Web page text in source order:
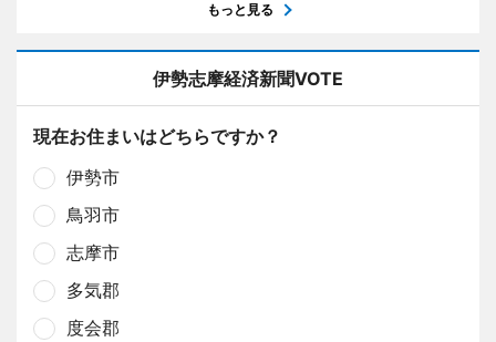
もっと見る
伊勢志摩経済新聞VOTE
現在お住まいはどちらですか？
伊勢市
鳥羽市
志摩市
多気郡
度会郡